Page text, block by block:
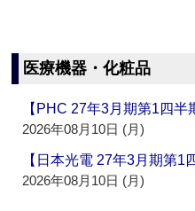
医療機器・化粧品
【PHC 27年3月期第1四
2026年08月10日 (月)
【日本光電 27年3月期第1
2026年08月10日 (月)